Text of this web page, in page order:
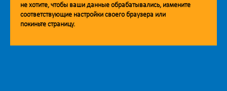
не хотите, чтобы ваши данные обрабатывались, измените
соответствующие настройки своего браузера или
покиньте страницу.